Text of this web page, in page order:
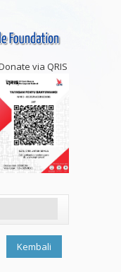
via QRIS
Kembali